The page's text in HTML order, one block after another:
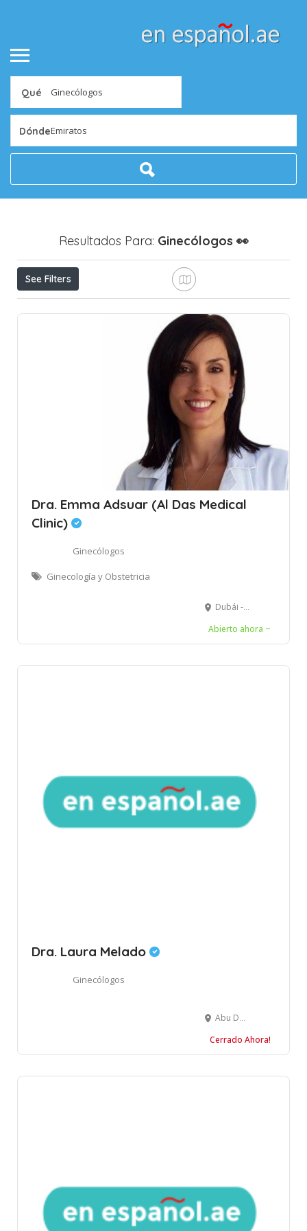
Qué
DóndeEmiratos
Resultados Para: Ginecólogos 👀
See Filters
Dra. Emma Adsuar (Al Das Medical
Clinic)
Ginecólogos
Ginecología y Obstetricia
Dubái - Emiratos Árabes Unidos
Abierto ahora ~
Dra. Laura Melado
Ginecólogos
Abu Dhabi - Abu Dabi - Emiratos Árabes Unidos
Cerrado Ahora!